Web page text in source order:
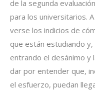
de la segunda
para los universitarios.
verse los indicios de
que están estudiando
entrando el desánimo y
dar por entender que,
el esfuerzo, puedan